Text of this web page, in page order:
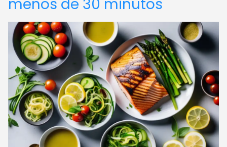
menos de 30 minutos